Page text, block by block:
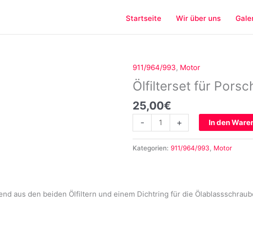
Startseite Wir über uns
911/964/993, Motor
Ölfilterset für
25,00€
-
Ölfilterset
für
Porsche
993
Menge
+ In den
Kategorien: 911/964/993, Motor
aus den beiden Ölfiltern und einem Dichtring für die